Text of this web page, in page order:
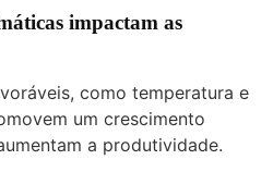
impactam as
como temperatura e
um crescimento
a produtividade.